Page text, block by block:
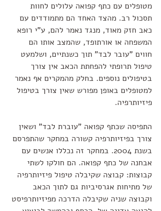
מטופלים עם כתף קפואה עלולים לחוות
תסכול רב. מהצד האחד הם מתמודדים עם
כאב חזק מאוד, מנגד נאמר להם, ע"י רופא
המשפחה או אורתופד, שהמצב אותו הם
חווים "עובר לבד" תוך כשנתיים, ושלמעט
טיפול תרופתי להפחתת הכאב אין צורך
בטיפולים נוספים. בחלק מהמקרים אף נאמר
למטופלים באופן מפורש שאין צורך בטיפול
פיזיותרפיה.
התפיסה שכתף קפואה "עוברת לבד" ושאין
צורך בפיזיותרפיה קשורה במחקר שהתפרסם
בשנת 2004. במחקר זה נכללו אנשים עם
אבחנה של כתף קפואה. הם חולקו לשתי
קבוצות: קבוצה שקיבלה טיפול פיזיותרפיה
של מתיחות אגרסיביות גם לתוך הכאב
וקבוצה שניה שקיבלה הדרכה מפיזיותרפיסט